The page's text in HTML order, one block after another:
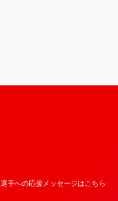
選手への応援メッセージはこちら